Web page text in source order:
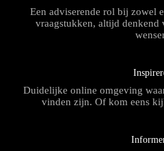
Een adviserende rol bij zowel
vraagstukken, altijd denkend
Duidelijke online omgeving
vinden zijn. Of kom eens